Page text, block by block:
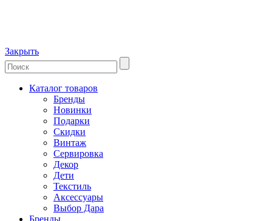
Закрыть
Каталог товаров
Бренды
Новинки
Подарки
Скидки
Винтаж
Сервировка
Декор
Дети
Текстиль
Аксессуары
Выбор Дара
Бренды